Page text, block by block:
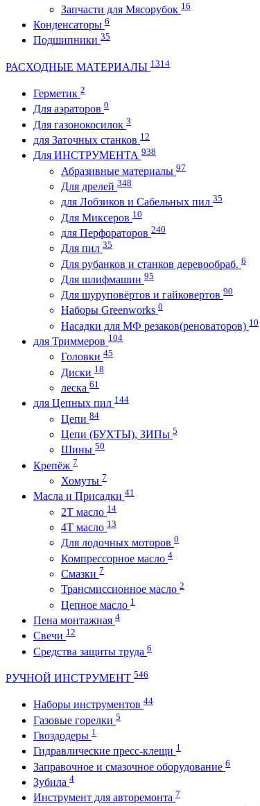
Запчасти для Мясорубок 16
Конденсаторы 6
Подшипники 35
РАСХОДНЫЕ МАТЕРИАЛЫ 1314
Герметик 2
Для аэраторов 0
Для газонокосилок 3
для Заточных станков 12
Для ИНСТРУМЕНТА 938
Абразивные материалы 97
Для дрелей 348
для Лобзиков и Сабельных пил 35
Для Миксеров 10
для Перфораторов 240
Для пил 35
Для рубанков и станков деревообраб. 6
Для шлифмашин 95
Для шуруповёртов и гайковертов 90
Наборы Greenworks 0
Насадки для МФ резаков(реноваторов) 10
для Триммеров 104
Головки 45
Диски 18
леска 61
для Цепных пил 144
Цепи 84
Цепи (БУХТЫ), ЗИПы 5
Шины 50
Крепёж 7
Хомуты 7
Масла и Присадки 41
2Т масло 14
4Т масло 13
Для лодочных моторов 0
Компрессорное масло 4
Смазки 7
Трансмиссионное масло 2
Цепное масло 1
Пена монтажная 4
Свечи 12
Средства защиты труда 6
РУЧНОЙ ИНСТРУМЕНТ 546
Наборы инструментов 44
Газовые горелки 5
Гвоздодеры 1
Гидравлические пресс-клещи 1
Заправочное и смазочное оборудование 6
Зубила 4
Инструмент для авторемонта 7